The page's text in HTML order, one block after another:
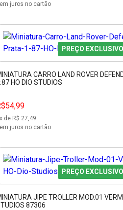
juros no cartão
PREÇO EXCLUSIVO
CARRO LAND ROVER
HO DIO STUDIOS
x de R$ 27,49
juros no cartão
PREÇO EXCLUSIVO
JIPE TROLLER MOD.01
87306